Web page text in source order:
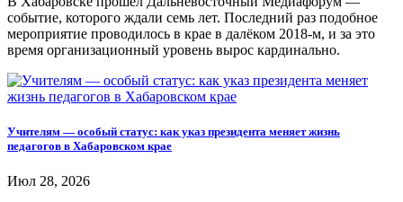
событие, которого ждали семь лет. Последний раз подобное
мероприятие проводилось в крае в далёком 2018-м, и за это
время организационный уровень вырос кардинально.
Учителям — особый статус: как указ президента меняет жизнь
педагогов в Хабаровском крае
Июл 28, 2026